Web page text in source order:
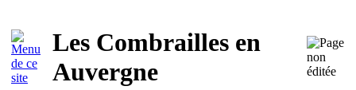
Les Combrailles en
Auvergne